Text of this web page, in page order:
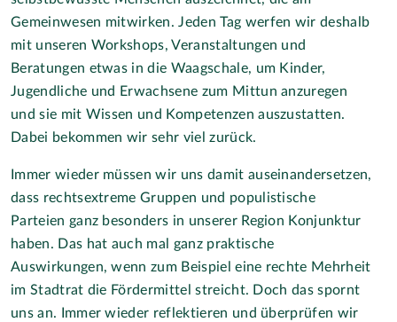
Gemeinwesen mitwirken. Jeden Tag werfen wir deshalb
mit unseren Workshops, Veranstaltungen und
Beratungen etwas in die Waagschale, um Kinder,
Jugendliche und Erwachsene zum Mittun anzuregen
und sie mit Wissen und Kompetenzen auszustatten.
Dabei bekommen wir sehr viel zurück.
Immer wieder müssen wir uns damit auseinandersetzen,
dass rechtsextreme Gruppen und populistische
Parteien ganz besonders in unserer Region Konjunktur
haben. Das hat auch mal ganz praktische
Auswirkungen, wenn zum Beispiel eine rechte Mehrheit
im Stadtrat die Fördermittel streicht. Doch das spornt
uns an. Immer wieder reflektieren und überprüfen wir